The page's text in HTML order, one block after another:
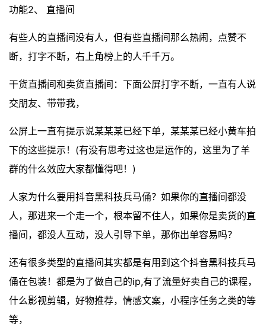
功能2、 直播间
有些人的直播间没有人，但有些直播间那么热闹，点赞不
断，打字不断，右上角榜上的人千千万。
干货直播间和卖货直播间：下面公屏打字不断，一直有人说
交朋友、带带我，
公屏上一直有提示说某某某已经下单，某某某已经小黄车拍
下的这些提示！(有没有思考过这也是运作的，这里为了羊
群的什么效应大家都懂得吧！)
人家为什么要用抖音黑科技兵马俑？如果你的直播间都没
人，那进来一个走一个，根本留不住人，如果你是卖货的直
播间，都没人互动，没人引导下单，那你出单容易吗？
还有很多类型的直播间其实都是有用到这个抖音黑科技兵马
俑在包装！都是为了做自己的ip,有了流量好卖自己的课程，
什么影视剪辑，好物推荐，情感文案，小程序任务之类的等
等，